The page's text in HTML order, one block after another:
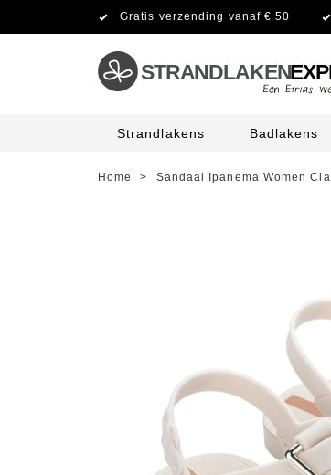
Gratis verzending vanaf € 50
STRANDLAKEN
Strandlakens Badlakens
Home > Sandaal Ipanema Women